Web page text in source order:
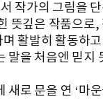
작가의 그림을
뜻깊은 작품으
활발히 활동하
말을 처음엔 믿지
새로 문을 연 ‘마